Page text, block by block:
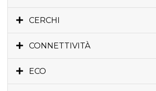
CERCHI
CONNETTIVITÀ
ECO